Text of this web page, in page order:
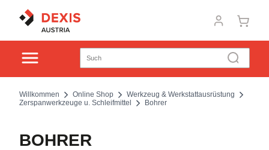
Willkommen Online Shop
Werkzeug & Werkstattausrüstung
Zerspanwerkzeuge u. Schleifmittel
Bohrer
BOHRER